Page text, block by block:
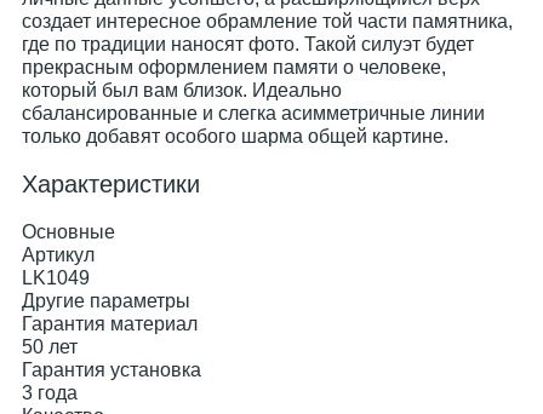
создает интересное обрамление той части памятника,
где по традиции наносят фото. Такой силуэт будет
прекрасным оформлением памяти о человеке,
который был вам близок. Идеально
сбалансированные и слегка асимметричные линии
только добавят особого шарма общей картине.
Характеристики
Основные
Артикул
LK1049
Другие параметры
Гарантия материал
50 лет
Гарантия установка
3 года